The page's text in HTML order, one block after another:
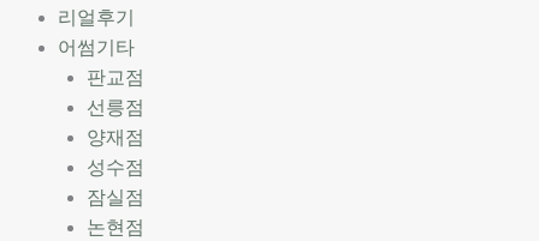
리얼후기
어썸기타
판교점
선릉점
양재점
성수점
잠실점
논현점